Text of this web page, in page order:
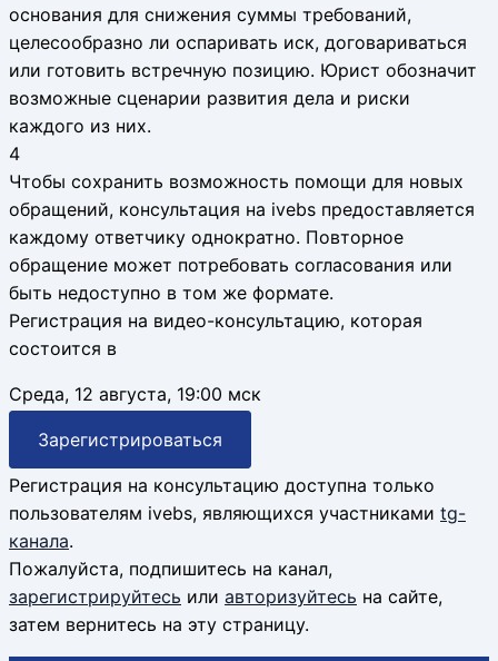
основания для снижения суммы требований,
целесообразно ли оспаривать иск, договариваться
или готовить встречную позицию. Юрист обозначит
возможные сценарии развития дела и риски
каждого из них.
4
Чтобы сохранить возможность помощи для новых
обращений, консультация на ivebs предоставляется
каждому ответчику однократно. Повторное
обращение может потребовать согласования или
быть недоступно в том же формате.
Регистрация на видео-консультацию, которая
состоится в
Среда, 12 августа, 19:00 мск
Зарегистрироваться
Регистрация на консультацию доступна только
пользователям ivebs, являющихся участниками tg-
канала.
Пожалуйста, подпишитесь на канал,
зарегистрируйтесь или авторизуйтесь на сайте,
затем вернитесь на эту страницу.